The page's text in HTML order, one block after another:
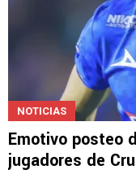
NOTICIAS
Emotivo posteo
jugadores de